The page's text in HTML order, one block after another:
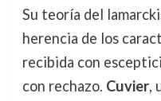
Su teoría del
herencia de los
recibida con
con rechazo. Cuvier,